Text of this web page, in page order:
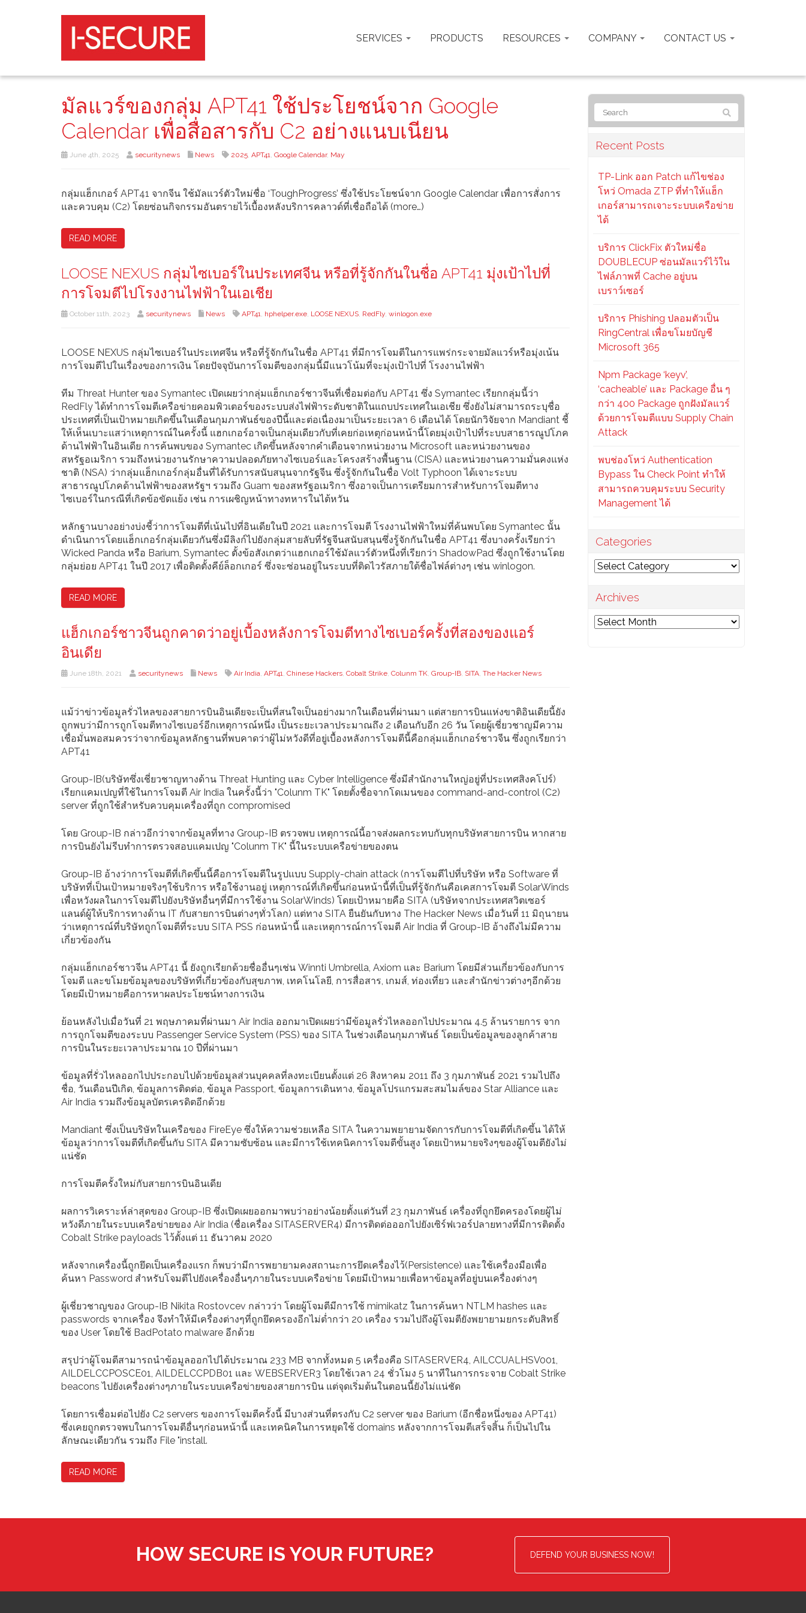
SERVICES PRODUCTS RESOURCES COMPANY CONTACT US
มัลแวร์ของกลุ่ม APT41 ใช้ประโยชน์จาก Google
Calendar เพื่อสื่อสารกับ C2 อย่างแนบเนียน
June 4th, 2025 securitynews News 2025, APT41, Google Calendar, May
กลุ่มแฮ็กเกอร์ APT41 จากจีน ใช้มัลแวร์ตัวใหม่ชื่อ ‘ToughProgress’ ซึ่งใช้ประโยชน์จาก Google Calendar เพื่อการสั่งการ
และควบคุม (C2) โดยซ่อนกิจกรรมอันตรายไว้เบื้องหลังบริการคลาวด์ที่เชื่อถือได้ (more…)
READ MORE
LOOSE NEXUS กลุ่มไซเบอร์ในประเทศจีน หรือที่รู้จักกันในชื่อ APT41 มุ่งเป้าไปที่
การโจมตีไปโรงงานไฟฟ้าในเอเชีย
October 11th, 2023 securitynews News APT41, hphelper.exe, LOOSE NEXUS, RedFly, winlogon.exe
LOOSE NEXUS กลุ่มไซเบอร์ในประเทศจีน หรือที่รู้จักกันในชื่อ APT41 ที่มีการโจมตีในการแพร่กระจายมัลแวร์หรือมุ่งเน้น
การโจมตีไปในเรื่องของการเงิน โดยปัจจุบันการโจมตีของกลุ่มนี้มีแนวโน้มที่จะมุ่งเป้าไปที่ โรงงานไฟฟ้า
ทีม Threat Hunter ของ Symantec เปิดเผยว่ากลุ่มแฮ็กเกอร์ชาวจีนที่เชื่อมต่อกับ APT41 ซึ่ง Symantec เรียกกลุ่มนี้ว่า
RedFly ได้ทำการโจมตีเครือข่ายคอมพิวเตอร์ของระบบส่งไฟฟ้าระดับชาติในแถบประเทศในเอเชีย ซึ่งยังไม่สามารถระบุชื่อ
ประเทศที่เป็นเป้าหมายเกิดขึ้นในเดือนกุมภาพันธ์ของปีนี้และต่อเนื่องมาเป็นระยะเวลา 6 เดือนได้ โดยนักวิจัยจาก Mandiant ชี้
ให้เห็นเบาะแสว่าเหตุการณ์ในครั้งนี้ แฮกเกอร์อาจเป็นกลุ่มเดียวกับที่เคยก่อเหตุก่อนหน้านี้โดยมุ่งเป้าไปที่ระบบสาธารณูปโภค
ด้านไฟฟ้าในอินเดีย การค้นพบของ Symantec เกิดขึ้นหลังจากคำเตือนจากหน่วยงาน Microsoft และหน่วยงานของ
สหรัฐอเมริกา รวมถึงหน่วยงานรักษาความปลอดภัยทางไซเบอร์และโครงสร้างพื้นฐาน (CISA) และหน่วยงานความมั่นคงแห่ง
ชาติ (NSA) ว่ากลุ่มแฮ็กเกอร์กลุ่มอื่นที่ได้รับการสนับสนุนจากรัฐจีน ซึ่งรู้จักกันในชื่อ Volt Typhoon ได้เจาะระบบ
สาธารณูปโภคด้านไฟฟ้าของสหรัฐฯ รวมถึง Guam ของสหรัฐอเมริกา ซึ่งอาจเป็นการเตรียมการสำหรับการโจมตีทาง
ไซเบอร์ในกรณีที่เกิดข้อขัดแย้ง เช่น การเผชิญหน้าทางทหารในไต้หวัน
หลักฐานบางอย่างบ่งชี้ว่าการโจมตีที่เน้นไปที่อินเดียในปี 2021 และการโจมตี โรงงานไฟฟ้าใหม่ที่ค้นพบโดย Symantec นั้น
ดำเนินการโดยแฮ็กเกอร์กลุ่มเดียวกันซึ่งมีลิงก์ไปยังกลุ่มสายลับที่รัฐจีนสนับสนุนซึ่งรู้จักกันในชื่อ APT41 ซึ่งบางครั้งเรียกว่า
Wicked Panda หรือ Barium, Symantec ตั้งข้อสังเกตว่าแฮกเกอร์ใช้มัลแวร์ตัวหนึ่งที่เรียกว่า ShadowPad ซึ่งถูกใช้งานโดย
กลุ่มย่อย APT41 ในปี 2017 เพื่อติดตั้งคีย์ล็อกเกอร์ ซึ่งจะซ่อนอยู่ในระบบที่ติดไวรัสภายใต้ชื่อไฟล์ต่างๆ เช่น winlogon.
READ MORE
แฮ็กเกอร์ชาวจีนถูกคาดว่าอยู่เบื้องหลังการโจมตีทางไซเบอร์ครั้งที่สองของแอร์
อินเดีย
June 18th, 2021 securitynews News Air India, APT41, Chinese Hackers, Cobalt Strike, Colunm TK, Group-IB, SITA, The Hacker News
แม้ว่าข่าวข้อมูลรั่วไหลของสายการบินอินเดียจะเป็นที่สนใจเป็นอย่างมากในเดือนที่ผ่านมา แต่สายการบินแห่งขาติอินเดียนี้ยัง
ถูกพบว่ามีการถูกโจมตีทางไซเบอร์อีกเหตุการณ์หนึ่ง เป็นระยะเวลาประมาณถึง 2 เดือนกับอีก 26 วัน โดยผู้เชี่ยวชาญมีความ
เชื่อมั่นพอสมควรว่าจากข้อมูลหลักฐานที่พบคาดว่าผู้ไม่หวังดีที่อยู่เบื้องหลังการโจมตีนี้คือกลุ่มแฮ็กเกอร์ชาวจีน ซึ่งถูกเรียกว่า
APT41
Group-IB(บริษัทซึ่งเชี่ยวชาญทางด้าน Threat Hunting และ Cyber Intelligence ซึ่งมีสำนักงานใหญ่อยู่ที่ประเทศสิงคโปร์)
เรียกแคมเปญที่ใช้ในการโจมตี Air India ในครั้งนี้ว่า "Colunm TK" โดยตั้งชื่อจากโดเมนของ command-and-control (C2)
server ที่ถูกใช้สำหรับควบคุมเครื่องที่ถูก compromised
โดย Group-IB กล่าวอีกว่าจากข้อมูลที่ทาง Group-IB ตรวจพบ เหตุการณ์นี้อาจส่งผลกระทบกับทุกบริษัทสายการบิน หากสาย
การบินยังไม่รีบทำการตรวจสอบแคมเปญ "Colunm TK" นี้ในระบบเครือข่ายของตน
Group-IB อ้างว่าการโจมตีที่เกิดขึ้นนี้คือการโจมตีในรูปแบบ Supply-chain attack (การโจมตีไปที่บริษัท หรือ Software ที่
บริษัทที่เป็นเป้าหมายจริงๆใช้บริการ หรือใช้งานอยู่ เหตุการณ์ที่เกิดขึ้นก่อนหน้านี้ที่เป็นที่รู้จักกันคือเคสการโจมตี SolarWinds
เพื่อหวังผลในการโจมตีไปยังบริษัทอื่นๆที่มีการใช้งาน SolarWinds) โดยเป้าหมายคือ SITA (บริษัทจากประเทศสวิตเซอร์
แลนด์ผู้ให้บริการทางด้าน IT กับสายการบินต่างๆทั่วโลก) แต่ทาง SITA ยืนยันกับทาง The Hacker News เมื่อวันที่ 11 มิถุนายน
ว่าเหตุการณ์ที่บริษัทถูกโจมตีที่ระบบ SITA PSS ก่อนหน้านี้ และเหตุการณ์การโจมตี Air India ที่ Group-IB อ้างถึงไม่มีความ
เกี่ยวข้องกัน
กลุ่มแฮ็กเกอร์ชาวจีน APT41 นี้ ยังถูกเรียกด้วยชื่ออื่นๆเช่น Winnti Umbrella, Axiom และ Barium โดยมีส่วนเกี่ยวข้องกับการ
โจมตี และขโมยข้อมูลของบริษัทที่เกี่ยวข้องกับสุขภาพ, เทคโนโลยี, การสื่อสาร, เกมส์, ท่องเที่ยว และสำนักข่าวต่างๆอีกด้วย
โดยมีเป้าหมายคือการหาผลประโยชน์ทางการเงิน
ย้อนหลังไปเมื่อวันที่ 21 พฤษภาคมที่ผ่านมา Air India ออกมาเปิดเผยว่ามีข้อมูลรั่วไหลออกไปประมาณ 4.5 ล้านรายการ จาก
การถูกโจมตีของระบบ Passenger Service System (PSS) ของ SITA ในช่วงเดือนกุมภาพันธ์ โดยเป็นข้อมูลของลูกค้าสาย
การบินในระยะเวลาประมาณ 10 ปีที่ผ่านมา
ข้อมูลที่รั่วไหลออกไปประกอบไปด้วยข้อมูลส่วนบุคคลที่ลงทะเบียนตั้งแต่ 26 สิงหาคม 2011 ถึง 3 กุมภาพันธ์ 2021 รวมไปถึง
ชื่อ, วันเดือนปีเกิด, ข้อมูลการติดต่อ, ข้อมูล Passport, ข้อมูลการเดินทาง, ข้อมูลโปรแกรมสะสมไมล์ของ Star Alliance และ
Air India รวมถึงข้อมูลบัตรเครดิตอีกด้วย
Mandiant ซึ่งเป็นบริษัทในเครือของ FireEye ซึ่งให้ความช่วยเหลือ SITA ในความพยายามจัดการกับการโจมตีที่เกิดขึ้น ได้ให้
ข้อมูลว่าการโจมตีที่เกิดขึ้นกับ SITA มีความซับซ้อน และมีการใช้เทคนิคการโจมตีขั้นสูง โดยเป้าหมายจริงๆของผู้โจมตียังไม่
แน่ชัด
การโจมตีครั้งใหม่กับสายการบินอินเดีย
ผลการวิเคราะห์ล่าสุดของ Group-IB ซึ่งเปิดเผยออกมาพบว่าอย่างน้อยตั้งแต่วันที่ 23 กุมภาพันธ์ เครื่องที่ถูกยึดครองโดยผู้ไม่
หวังดีภายในระบบเครือข่ายของ Air India (ชื่อเครื่อง SITASERVER4) มีการติดต่อออกไปยังเซิร์ฟเวอร์ปลายทางที่มีการติดตั้ง
Cobalt Strike payloads ไว้ตั้งแต่ 11 ธันวาคม 2020
หลังจากเครื่องนี้ถูกยึดเป็นเครื่องแรก ก็พบว่ามีการพยายามคงสถานะการยึดเครื่องไว้(Persistence) และใช้เครื่องมือเพื่อ
ค้นหา Password สำหรับโจมตีไปยังเครื่องอื่นๆภายในระบบเครือข่าย โดยมีเป้าหมายเพื่อหาข้อมูลที่อยู่บนเครื่องต่างๆ
ผู้เชี่ยวชาญของ Group-IB Nikita Rostovcev กล่าวว่า โดยผู้โจมตีมีการใช้ mimikatz ในการค้นหา NTLM hashes และ
passwords จากเครื่อง จึงทำให้มีเครื่องต่างๆที่ถูกยึดครองอีกไม่ต่ำกว่า 20 เครื่อง รวมไปถึงผู้โจมตียังพยายามยกระดับสิทธิ์
ของ User โดยใช้ BadPotato malware อีกด้วย
สรุปว่าผู้โจมตีสามารถนำข้อมูลออกไปได้ประมาณ 233 MB จากทั้งหมด 5 เครื่องคือ SITASERVER4, AILCCUALHSV001,
AILDELCCPOSCE01, AILDELCCPDB01 และ WEBSERVER3 โดยใช้เวลา 24 ชั่วโมง 5 นาทีในการกระจาย Cobalt Strike
beacons ไปยังเครื่องต่างๆภายในระบบเครือข่ายของสายการบิน แต่จุดเริ่มต้นในตอนนี้ยังไม่แน่ชัด
โดยการเชื่อมต่อไปยัง C2 servers ของการโจมตีครั้งนี้ มีบางส่วนที่ตรงกับ C2 server ของ Barium (อีกชื่อหนึ่งของ APT41)
ซึ่งเคยถูกตรวจพบในการโจมตีอื่นๆก่อนหน้านี้ และเทคนิคในการหยุดใช้ domains หลังจากการโจมตีเสร็จสิ้น ก็เป็นไปใน
ลักษณะเดียวกัน รวมถึง File "install.
READ MORE
Recent Posts
TP-Link ออก Patch แก้ไขช่อง
โหว่ Omada ZTP ที่ทำให้แฮ็ก
เกอร์สามารถเจาะระบบเครือข่าย
ได้
บริการ ClickFix ตัวใหม่ชื่อ
DOUBLECUP ซ่อนมัลแวร์ไว้ใน
ไฟล์ภาพที่ Cache อยู่บน
เบราว์เซอร์
บริการ Phishing ปลอมตัวเป็น
RingCentral เพื่อขโมยบัญชี
Microsoft 365
Npm Package ‘keyv’,
‘cacheable’ และ Package อื่น ๆ
กว่า 400 Package ถูกฝังมัลแวร์
ด้วยการโจมตีแบบ Supply Chain
Attack
พบช่องโหว่ Authentication
Bypass ใน Check Point ทำให้
สามารถควบคุมระบบ Security
Management ได้
Categories
Categories
Archives
Archives
HOW SECURE IS YOUR FUTURE? DEFEND YOUR BUSINESS NOW!